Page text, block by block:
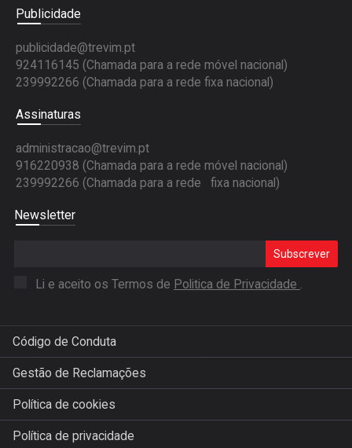
Publicidade
publicidade@trevim.pt
924116145 (Chamada para a rede móvel nacional)
239992266 (Chamada para a rede fixa nacional)
Assinaturas
administracao@trevim.pt
916220938 (Chamada para a rede móvel nacional)
239992266 (Chamada para a rede fixa nacional)
Newsletter
Subscrever
Li e aceito os Termos de Politica de Privacidade .
Código de Conduta
Gestão de Reclamações
Política de cookies
Política de privacidade